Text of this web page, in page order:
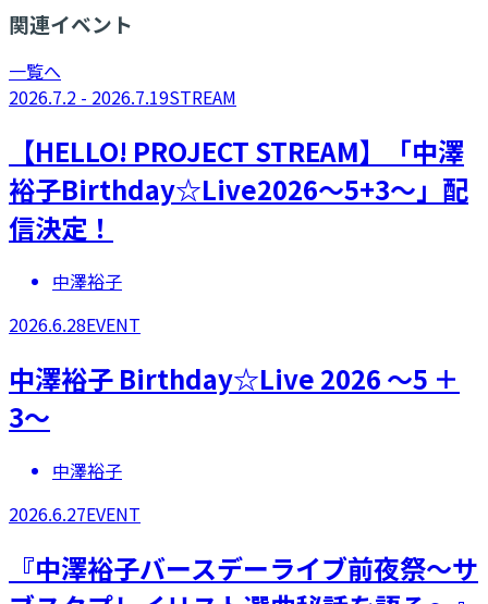
関連イベント
一覧へ
2026.7.2 - 2026.7.19STREAM
【HELLO! PROJECT STREAM】「中澤
裕子Birthday☆Live2026～5+3～」配
信決定！
中澤裕子
2026.6.28EVENT
​中澤裕子 Birthday☆Live 2026 ～5 ＋
3～
中澤裕子
2026.6.27EVENT
​『中澤裕子バースデーライブ前夜祭～サ